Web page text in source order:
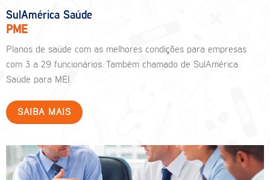
SulAmérica Saúde
PME
Planos de saúde com as melhores condições para empresas
com 3 a 29 funcionários. Também chamado de SulAmérica
Saúde para MEI.
SAIBA MAIS